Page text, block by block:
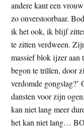
andere kant een
zo onverstoorbaar.
ik het ook, ik blijf
te zitten verdween.
massief blok ijzer aan
begon te trillen, door
verdomde gongslag?’
dansten voor zijn
kan niet lang meer
het kan niet lang…